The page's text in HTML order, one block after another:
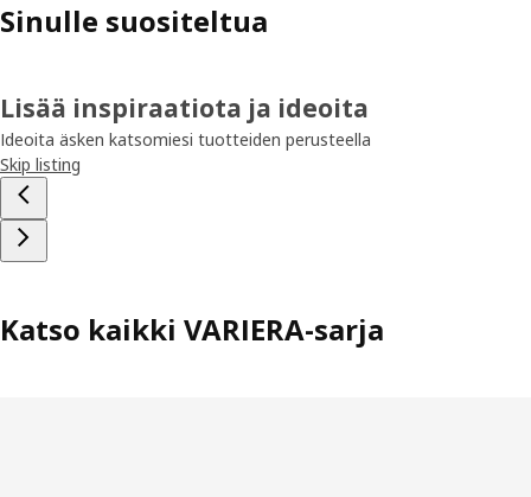
Sinulle suositeltua
Lisää inspiraatiota ja ideoita
Ideoita äsken katsomiesi tuotteiden perusteella
Skip listing
Katso kaikki VARIERA-sarja